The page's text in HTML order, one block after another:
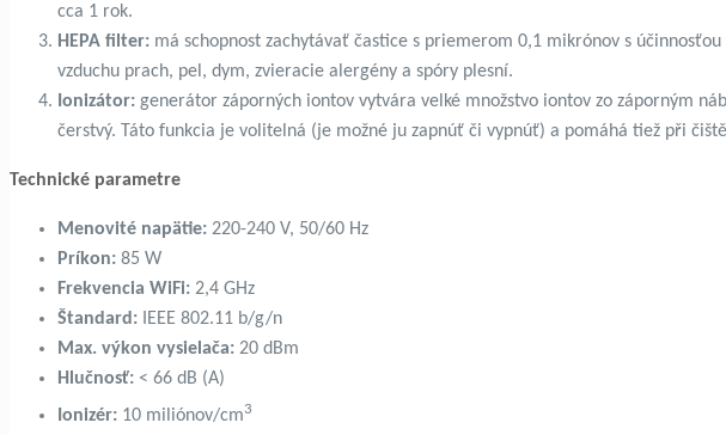
cca 1 rok.
HEPA filter: má schopnost zachytávať častice s priemerom 0,1 mikrónov s
vzduchu prach, pel, dym, zvieracie alergény a spóry plesní.
Ionizátor: generátor záporných iontov vytvára velké množstvo iontov zo záporným
čerstvý. Táto funkcia je volitelná (je možné ju zapnúť či vypnúť) a pomáhá tiež při
Technické parametre
Menovité napätie: 220-240 V, 50/60 Hz
Príkon: 85 W
Frekvencia WiFi: 2,4 GHz
Štandard: IEEE 802.11 b/g/n
Max. výkon vysielača: 20 dBm
Hlučnosť: < 66 dB (A)
Ionizér: 10 miliónov/cm3